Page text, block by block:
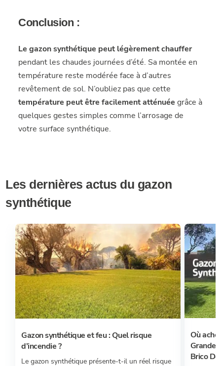
Conclusion :
Le gazon synthétique peut légèrement chauffer
pendant les chaudes journées d’été. Sa montée en
température reste modérée face à d’autres
revêtement de sol. N’oubliez pas que cette
température peut être facilement atténuée grâce à
quelques gestes simples comme l’arrosage de
votre surface synthétique.
Les dernières actus du gazon
synthétique
Gazon synthétique et feu : Quel risque
d’incendie ?
Le gazon synthétique présente-t-il un réel risque
Où
Brico